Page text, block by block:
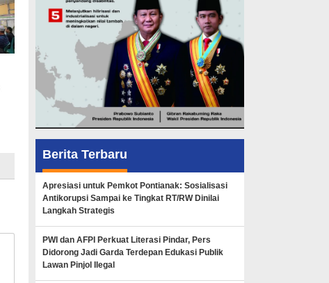
Berita Terbaru
Apresiasi untuk Pemkot Pontianak: Sosialisasi
Antikorupsi Sampai ke Tingkat RT/RW Dinilai
Langkah Strategis
PWI dan AFPI Perkuat Literasi Pindar, Pers
Didorong Jadi Garda Terdepan Edukasi Publik
Lawan Pinjol Ilegal